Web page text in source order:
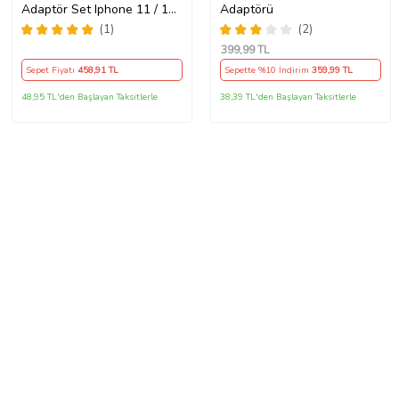
Adaptör Set Iphone 11 / 12 /
13 / Pro / Pro Max Uyumlu
(1)
Sepet Fiyatı 458,91 TL
48,95 TL'den Başlayan Taksitlerle
Adaptörü
(2)
399,99 TL
Sepette %10 İndirim 359,99 TL
38,39 TL'den Başlayan Taksitlerle